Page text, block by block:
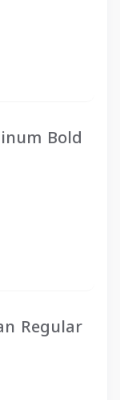
Bold
Regular